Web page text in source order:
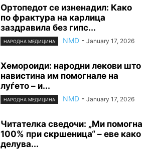
Ортопедот се изненадил: Како
по фрактура на карлица
заздравила без гипс...
НАРОДНА МЕДИЦИНА NMD - January 17, 2026
Хемороиди: народни лекови што
навистина им помогнале на
луѓето – и...
НАРОДНА МЕДИЦИНА NMD - January 17, 2026
Читателка сведочи: „Ми помогна
100% при скршеница“ – еве како
делува...